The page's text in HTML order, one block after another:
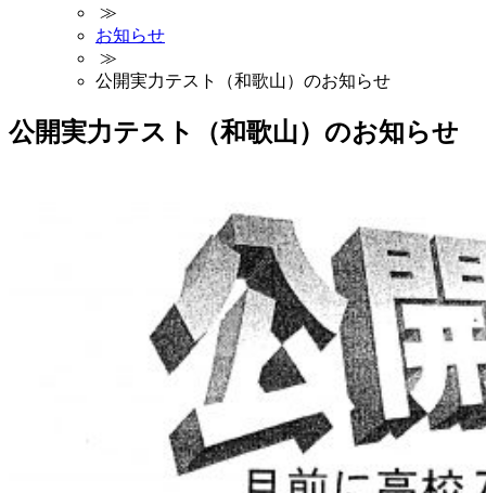
≫
お知らせ
≫
公開実力テスト（和歌山）のお知らせ
公開実力テスト（和歌山）のお知らせ